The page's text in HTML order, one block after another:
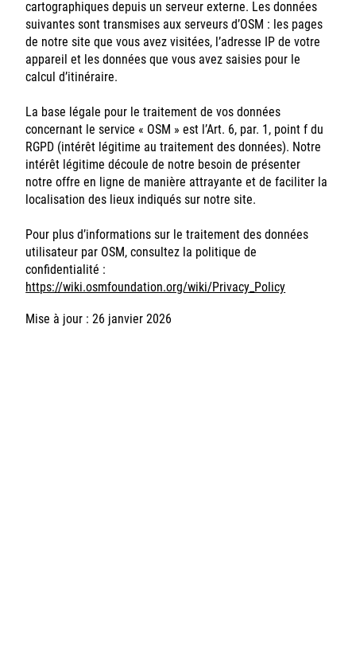
cartographiques depuis un serveur externe. Les données
suivantes sont transmises aux serveurs d’OSM : les pages
de notre site que vous avez visitées, l’adresse IP de votre
appareil et les données que vous avez saisies pour le
calcul d’itinéraire.
La base légale pour le traitement de vos données
concernant le service « OSM » est l’Art. 6, par. 1, point f du
RGPD (intérêt légitime au traitement des données). Notre
intérêt légitime découle de notre besoin de présenter
notre offre en ligne de manière attrayante et de faciliter la
localisation des lieux indiqués sur notre site.
Pour plus d’informations sur le traitement des données
utilisateur par OSM, consultez la politique de
confidentialité :
https://wiki.osmfoundation.org/wiki/Privacy_Policy
Mise à jour : 26 janvier 2026